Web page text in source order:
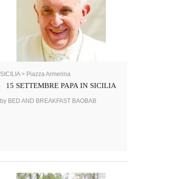
SICILIA > Piazza Armerina
15 SETTEMBRE PAPA IN SICILIA
by BED AND BREAKFAST BAOBAB